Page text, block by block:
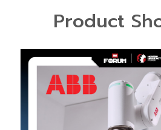
Product